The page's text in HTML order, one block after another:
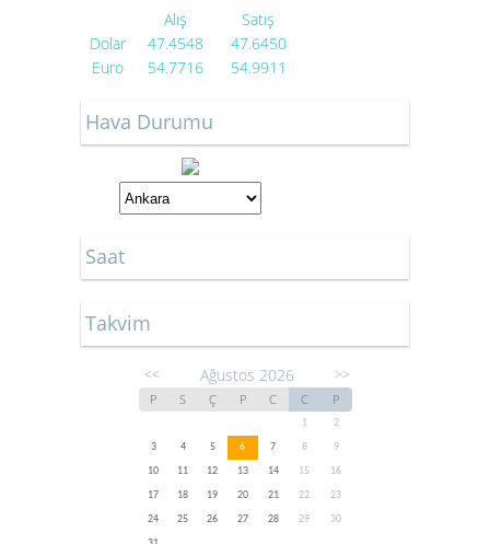
Alış
Satış
Dolar
47.4548
47.6450
Euro
54.7716 54.9911
Hava Durumu
Saat
Takvim
<< Ağustos 2026 >>
P S Ç P C C P
1
2
3
4 5 6 7 8
9
10
11 12 13 14 15
16
17
18 19 20 21 22
23
24
25 26 27 28 29
30